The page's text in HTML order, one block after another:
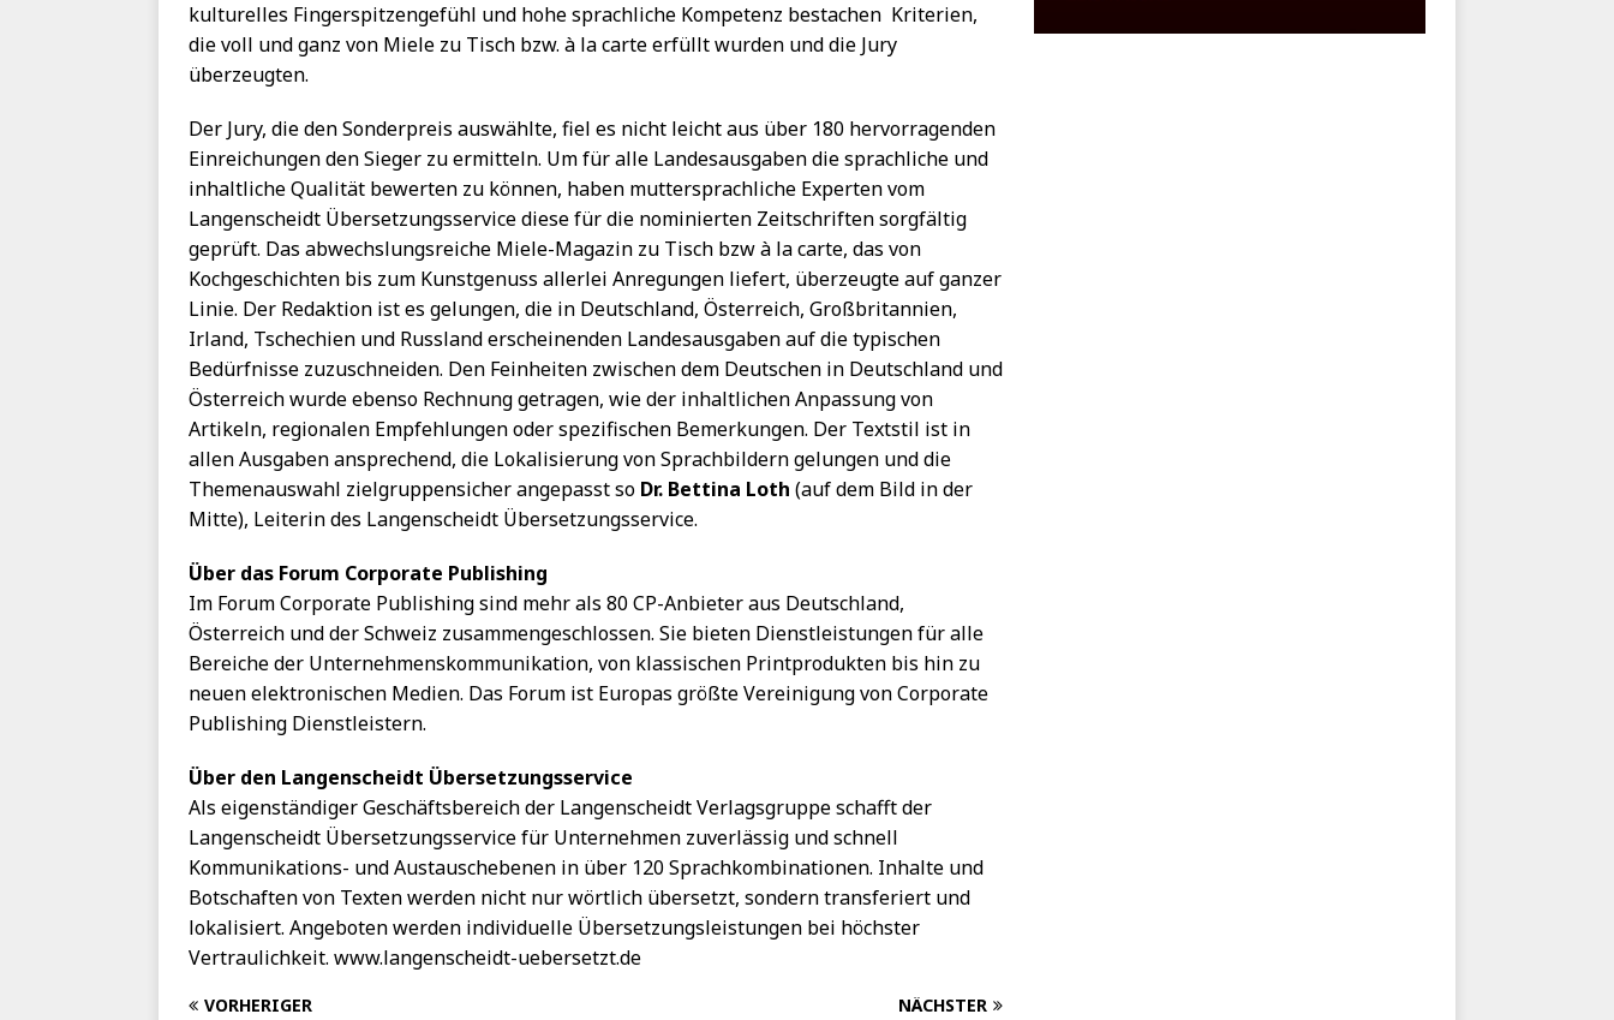
kulturelles Fingerspitzengefühl und hohe sprachliche Kompetenz bestachen  Kriterien,
die voll und ganz von Miele zu Tisch bzw. à la carte erfüllt wurden und die Jury
überzeugten.
Der Jury, die den Sonderpreis auswählte, fiel es nicht leicht aus über 180 hervorragenden
Einreichungen den Sieger zu ermitteln. Um für alle Landesausgaben die sprachliche und
inhaltliche Qualität bewerten zu können, haben muttersprachliche Experten vom
Langenscheidt Übersetzungsservice diese für die nominierten Zeitschriften sorgfältig
geprüft. Das abwechslungsreiche Miele-Magazin zu Tisch bzw à la carte, das von
Kochgeschichten bis zum Kunstgenuss allerlei Anregungen liefert, überzeugte auf ganzer
Linie. Der Redaktion ist es gelungen, die in Deutschland, Österreich, Großbritannien,
Irland, Tschechien und Russland erscheinenden Landesausgaben auf die typischen
Bedürfnisse zuzuschneiden. Den Feinheiten zwischen dem Deutschen in Deutschland und
Österreich wurde ebenso Rechnung getragen, wie der inhaltlichen Anpassung von
Artikeln, regionalen Empfehlungen oder spezifischen Bemerkungen. Der Textstil ist in
allen Ausgaben ansprechend, die Lokalisierung von Sprachbildern gelungen und die
Themenauswahl zielgruppensicher angepasst so Dr. Bettina Loth (auf dem Bild in der
Mitte), Leiterin des Langenscheidt Übersetzungsservice.
Über das Forum Corporate Publishing
Im Forum Corporate Publishing sind mehr als 80 CP-Anbieter aus Deutschland,
Österreich und der Schweiz zusammengeschlossen. Sie bieten Dienstleistungen für alle
Bereiche der Unternehmenskommunikation, von klassischen Printprodukten bis hin zu
neuen elektronischen Medien. Das Forum ist Europas größte Vereinigung von Corporate
Publishing Dienstleistern.
Über den Langenscheidt Übersetzungsservice
Als eigenständiger Geschäftsbereich der Langenscheidt Verlagsgruppe schafft der
Langenscheidt Übersetzungsservice für Unternehmen zuverlässig und schnell
Kommunikations- und Austauschebenen in über 120 Sprachkombinationen. Inhalte und
Botschaften von Texten werden nicht nur wörtlich übersetzt, sondern transferiert und
lokalisiert. Angeboten werden individuelle Übersetzungsleistungen bei höchster
Vertraulichkeit. www.langenscheidt-uebersetzt.de
VORHERIGER NÄCHSTER